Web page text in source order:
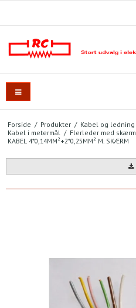
Forside / Produkter / Kabel og ledning
Kabel i metermål / Flerleder med skærm
KABEL 4*0,14MM²+2*0,25MM² M. SKÆRM